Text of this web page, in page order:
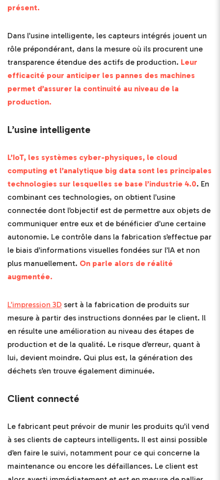
présent.
Dans l’usine intelligente, les capteurs intégrés jouent un
rôle prépondérant, dans la mesure où ils procurent une
transparence étendue des actifs de production. Leur
efficacité pour anticiper les pannes des machines
permet d’assurer la continuité au niveau de la
production.
L’usine intelligente
L’IoT, les systèmes cyber-physiques, le cloud
computing et l’analytique big data sont les principales
technologies sur lesquelles se base l’industrie 4.0. En
combinant ces technologies, on obtient l’usine
connectée dont l’objectif est de permettre aux objets de
communiquer entre eux et de bénéficier d’une certaine
autonomie. Le contrôle dans la fabrication s’effectue par
le biais d’informations visuelles fondées sur l’IA et non
plus manuellement. On parle alors de réalité
augmentée.
L’impression 3D sert à la fabrication de produits sur
mesure à partir des instructions données par le client. Il
en résulte une amélioration au niveau des étapes de
production et de la qualité. Le risque d’erreur, quant à
lui, devient moindre. Qui plus est, la génération des
déchets s’en trouve également diminuée.
Client connecté
Le fabricant peut prévoir de munir les produits qu’il vend
à ses clients de capteurs intelligents. Il est ainsi possible
d’en faire le suivi, notamment pour ce qui concerne la
maintenance ou encore les défaillances. Le client est